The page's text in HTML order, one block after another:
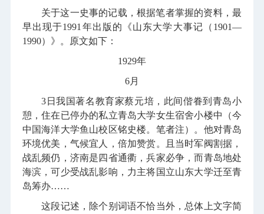
关于这一史事的记载，根据笔者掌握的资料，最
早出现于1991年出版的《山东大学大事记（1901—
1990）》。原文如下：
1929年
6月
3日我国著名教育家蔡元培，此间偕眷到青岛小
憩，住在已停办的私立青岛大学女生宿舍小楼中（今
中国海洋大学鱼山校区铭史楼。笔者注）。他对青岛
环境优美，气候宜人，倍加赞赏。且当时军阀割据，
战乱频仍，济南是四省通衢，兵家必争，而青岛地处
海滨，可少受战乱影响，力主将国立山东大学迁至青
岛筹办……
这段记述，除个别词语不恰当外，总体上文字简